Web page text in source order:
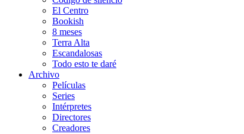
El Centro
Bookish
8 meses
Terra Alta
Escandalosas
Todo esto te daré
Archivo
Películas
Series
Intérpretes
Directores
Creadores